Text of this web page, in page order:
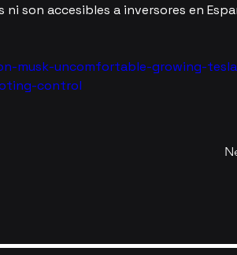
son accesibles a inversores en
musk-uncomfortable-growing-
control